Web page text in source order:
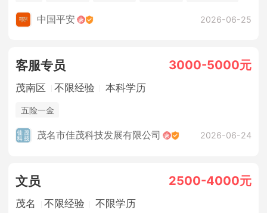
年终奖金
中国平安 2026-06-25
客服专员 3000-5000元
茂南区 不限经验 本科学历
五险一金
茂名市佳茂科技发展有限公司 2026-06-24
文员 2500-4000元
茂名 不限经验 不限学历